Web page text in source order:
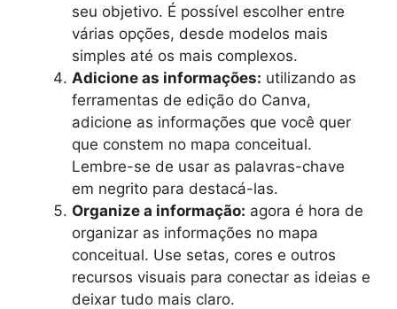
seu objetivo. É possível escolher entre
várias opções, desde modelos mais
simples até os mais complexos.
Adicione as informações: utilizando as
ferramentas de edição do Canva,
adicione as informações que você quer
que constem no mapa conceitual.
Lembre-se de usar as palavras-chave
em negrito para destacá-las.
Organize a informação: agora é hora de
organizar as informações no mapa
conceitual. Use setas, cores e outros
recursos visuais para conectar as ideias e
deixar tudo mais claro.